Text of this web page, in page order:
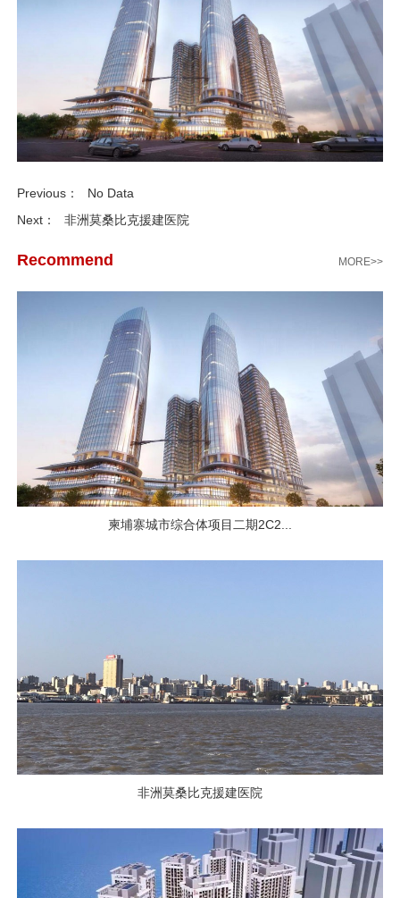
Previous：
No Data
Next：
非洲莫桑比克援建医院
Recommend MORE>>
柬埔寨城市综合体项目二期2C2...
非洲莫桑比克援建医院